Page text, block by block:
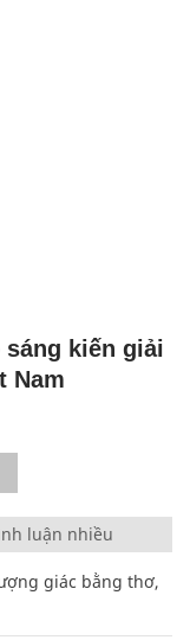
sáng kiến giải
Nam
luận nhiều
giác bằng thơ,